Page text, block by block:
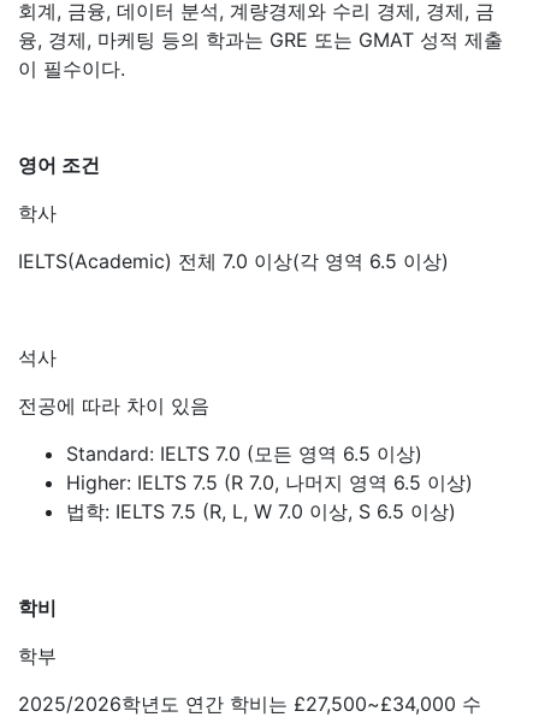
회계, 금융, 데이터 분석, 계량경제와 수리 경제, 경제, 금
융, 경제, 마케팅 등의 학과는 GRE 또는 GMAT 성적 제출
이 필수이다.
영어 조건
학사
IELTS(Academic) 전체 7.0 이상(각 영역 6.5 이상)
석사
전공에 따라 차이 있음
Standard: IELTS 7.0 (모든 영역 6.5 이상)
Higher: IELTS 7.5 (R 7.0, 나머지 영역 6.5 이상)
법학: IELTS 7.5 (R, L, W 7.0 이상, S 6.5 이상)
학비
학부
2025/2026학년도 연간 학비는 £27,500~£34,000 수